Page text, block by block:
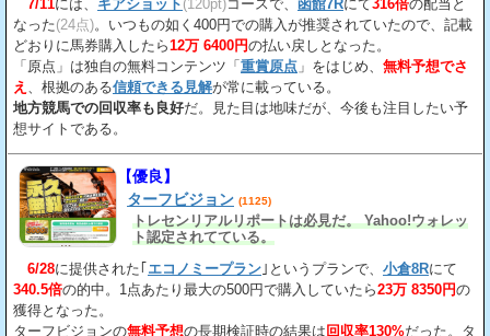
7/11には、 ギアショット (120pt)コースで、 函館7Rにて 316倍の配当と
なった(24点)。いつもの如く400円での購入が推奨されていたので、記載
どおりに馬券購入したら12万 6400円の払い戻しとなった。
「原点」は独自の無料コンテンツ「 重賞原点 」をはじめ、 無料予想でさ
え 、根拠のある信頼できる見解が常に載っている。
地方競馬での回収率も良好だ。見た目は地味だが、今後も注目したい予
想サイトである。
【優良】
ターフビジョン (1125)
トレセンリアルリポートは必見だ。 Yahoo!ウォレッ
ト認定されてている。
6/28に提供された｢ エコノミープラン ｣というプランで、 小倉8Rにて
340.5倍の的中。1点あたり最大の500円で購入していたら23万 8350円の
獲得となった。
ターフビジョンの無料予想の長期検証時の結果は 回収率130%だった。タ